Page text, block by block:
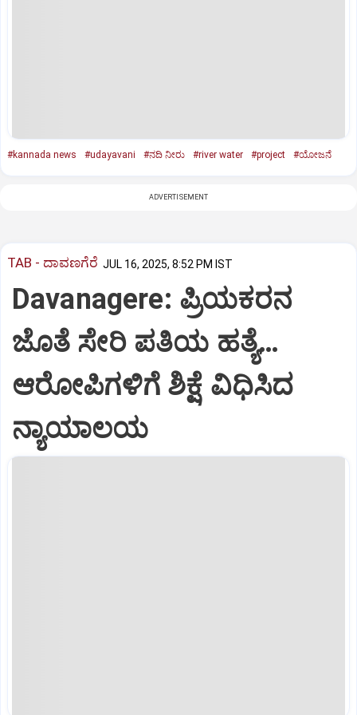
#kannada news #udayavani #ನದಿ ನೀರು #river water #project #ಯೋಜನೆ
ADVERTISEMENT
TAB - ದಾವಣಗೆರೆ JUL 16, 2025, 8:52 PM IST
Davanagere: ಪ್ರಿಯಕರನ
ಜೊತೆ ಸೇರಿ ಪತಿಯ ಹತ್ಯೆ…
ಆರೋಪಿಗಳಿಗೆ ಶಿಕ್ಷೆ ವಿಧಿಸಿದ
ನ್ಯಾಯಾಲಯ